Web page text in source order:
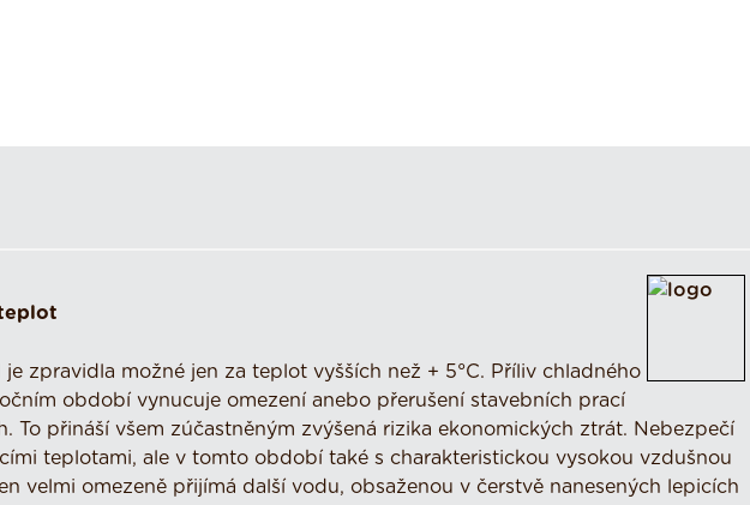
zpravidla možné jen za teplot vyšších než + 5°C. Příliv chladného
období vynucuje omezení anebo přerušení stavebních prací
To přináší všem zúčastněným zvýšená rizika ekonomických ztrát. Nebezpečí
teplotami, ale v tomto období také s charakteristickou vysokou vzdušnou
velmi omezeně přijímá další vodu, obsaženou v čerstvě nanesených lepicích